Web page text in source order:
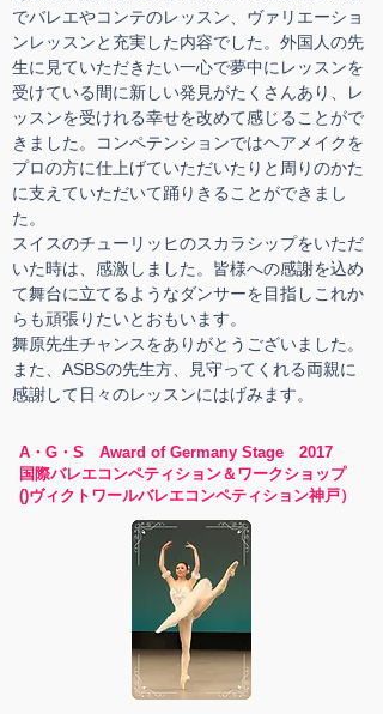
でバレエやコンテのレッスン、ヴァリエーショ
ンレッスンと充実した内容でした。外国人の先
生に見ていただきたい一心で夢中にレッスンを
受けている間に新しい発見がたくさんあり、レ
ッスンを受けれる幸せを改めて感じることがで
きました。コンペテンションではヘアメイクを
プロの方に仕上げていただいたりと周りのかた
に支えていただいて踊りきることができまし
た。
スイスのチューリッヒのスカラシップをいただ
いた時は、感激しました。皆様への感謝を込め
て舞台に立てるようなダンサーを目指しこれか
らも頑張りたいとおもいます。
舞原先生チャンスをありがとうございました。
また、ASBSの先生方、見守ってくれる両親に
感謝して日々のレッスンにはげみます。
A・G・S Award of Germany Stage 2017
国際バレエコンペティション＆ワークショップ
()ヴィクトワールバレエコンペティション神戸）